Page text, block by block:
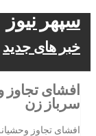
سپهر نیوز
خبر های جدید
سرباز زن
افشای تجاوز وحشیانه